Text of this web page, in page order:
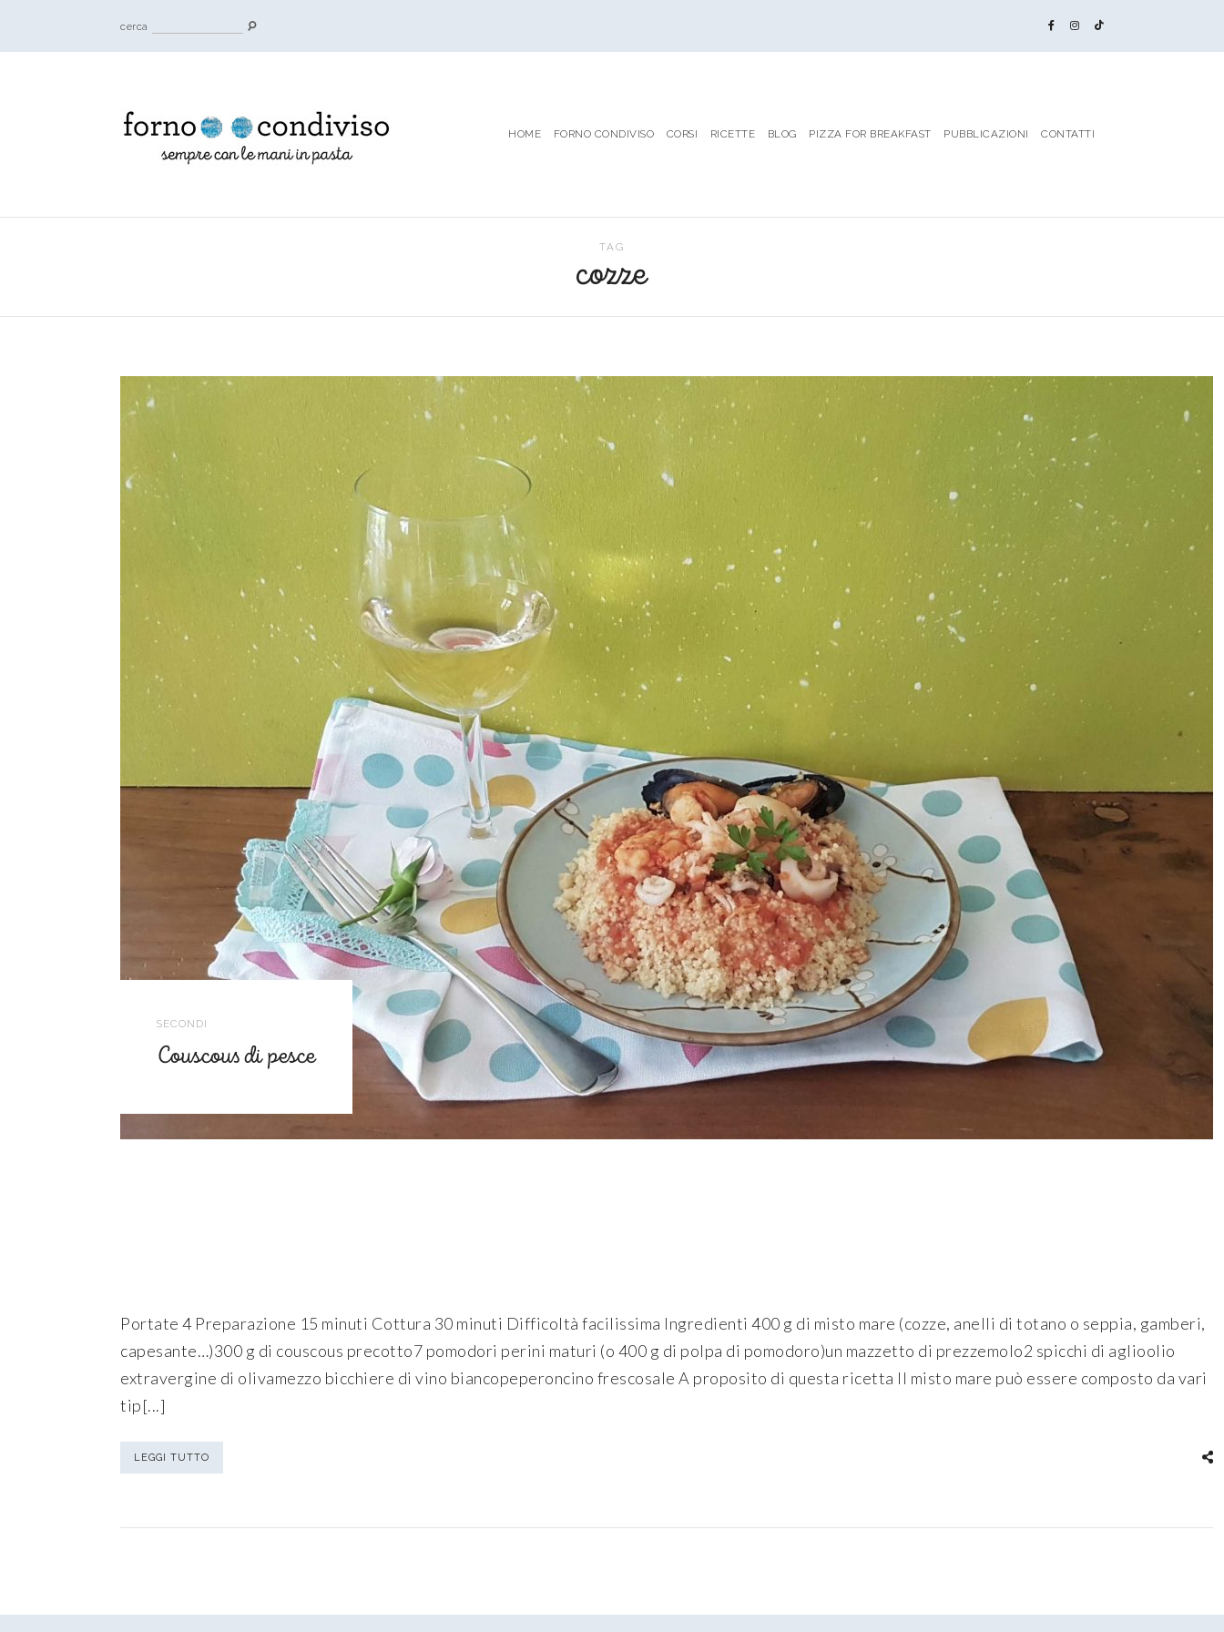
cerca
HOME FORNO CONDIVISO CORSI RICETTE BLOG PIZZA FOR BREAKFAST PUBBLICAZIONI CONTATTI
TAG
cozze
SECONDI
Couscous di pesce
Portate 4 Preparazione 15 minuti Cottura 30 minuti Difficoltà facilissima Ingredienti 400 g di misto mare (cozze, anelli di totano o seppia, gamberi,
capesante…)300 g di couscous precotto7 pomodori perini maturi (o 400 g di polpa di pomodoro)un mazzetto di prezzemolo2 spicchi di aglioolio
extravergine di olivamezzo bicchiere di vino biancopeperoncino frescosale A proposito di questa ricetta Il misto mare può essere composto da vari
tip[...]
LEGGI TUTTO